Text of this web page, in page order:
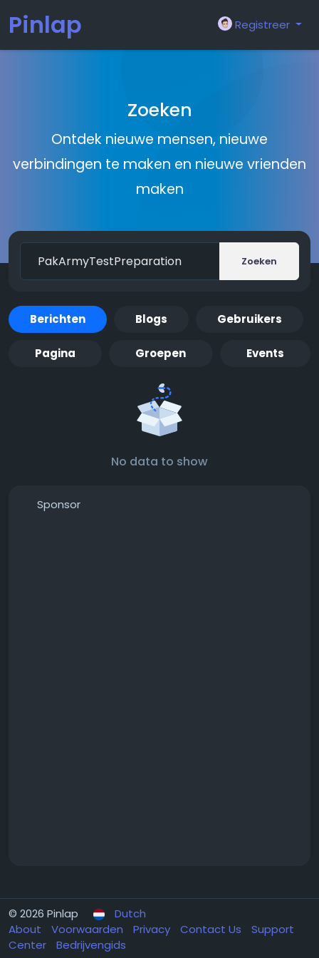
Pinlap Registreer
Zoeken
Ontdek nieuwe mensen, nieuwe
verbindingen te maken en nieuwe vrienden
maken
Zoeken
Berichten Blogs Gebruikers
Pagina Groepen Events
No data to show
Sponsor
© 2026 Pinlap
Dutch
About
Voorwaarden Privacy Contact Us
Support
Center
Bedrijvengids